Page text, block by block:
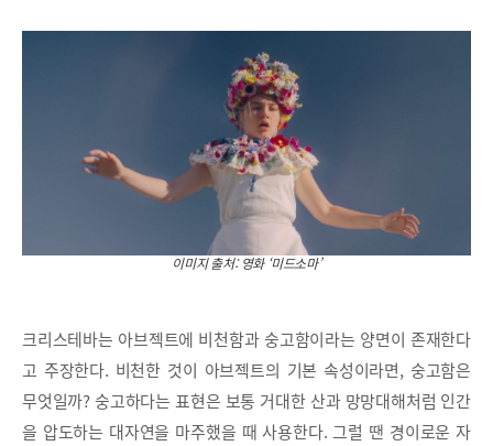
이미지 출처: 영화 ‘미드소마’
크리스테바는 아브젝트에 비천함과 숭고함이라는 양면이 존재한다
고 주장한다. 비천한 것이 아브젝트의 기본 속성이라면, 숭고함은
무엇일까? 숭고하다는 표현은 보통 거대한 산과 망망대해처럼 인간
을 압도하는 대자연을 마주했을 때 사용한다. 그럴 땐 경이로운 자